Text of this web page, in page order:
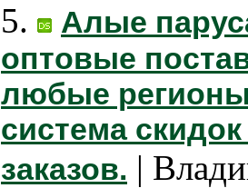
5.
Алые
оптовые
любые регионы
система
заказов. |